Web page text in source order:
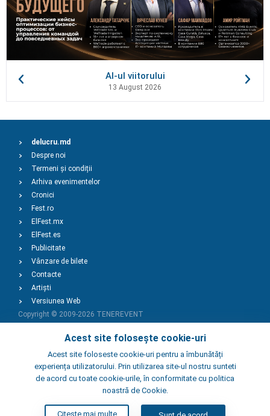
AI-ul viitorului
13 August 2026
Acest site folosește cookie-uri
Acest site foloseste cookie-uri pentru a îmbunătăți
experiența utilizatorului. Prin utilizarea site-ul nostru sunteti
de acord cu toate cookie-urile, în conformitate cu politica
noastră de Cookie.
Citeste mai multe
delucru.md
Despre noi
Termeni și condiții
Arhiva evenimentelor
Cronici
Fest.ro
ElFest.mx
ElFest.es
Publicitate
Vânzare de bilete
Contacte
Artiști
Versiunea Web
Copyright © 2009-2026 TENEREVENT
Adaugă Eveniment
Adaugă Local